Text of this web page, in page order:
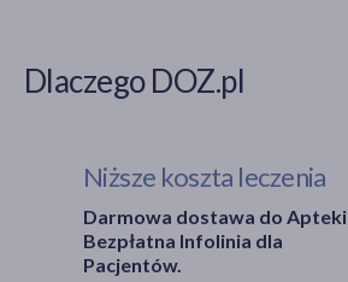
Dlaczego DOZ.pl
Niższe koszta leczenia
Darmowa dostawa do Apteki
Bezpłatna Infolinia dla
Pacjentów.